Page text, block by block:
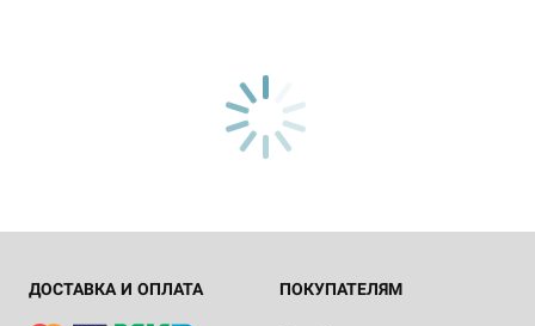
ДОСТАВКА И ОПЛАТА ПОКУПАТЕЛЯМ